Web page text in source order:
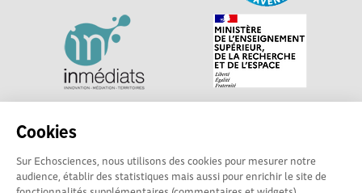
Cookies
Sur Echosciences, nous utilisons des cookies pour mesurer notre
audience, établir des statistiques mais aussi pour enrichir le site de
Explorer, s’exprimer, rentrer en contact : Echosciences
sciences et de technologies du territoire. Propulsé par
Centre•Sciences/ Contact : echosciences@centre-